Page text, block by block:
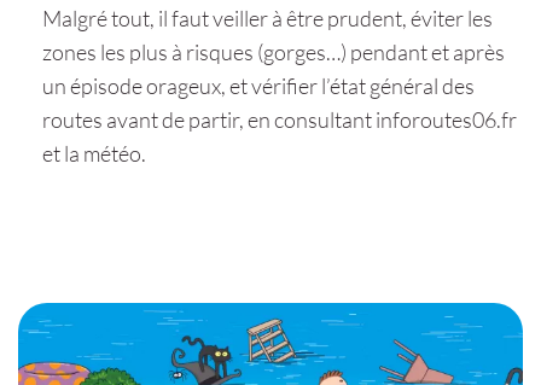
Malgré tout, il faut veiller à être prudent, éviter les
zones les plus à risques (gorges…) pendant et après
un épisode orageux, et vérifier l’état général des
routes avant de partir, en consultant inforoutes06.fr
et la météo.